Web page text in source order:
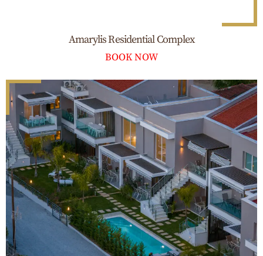
Amarylis Residential Complex
BOOK NOW